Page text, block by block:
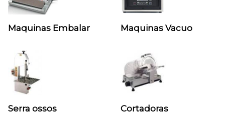
Maquinas Embalar Maquinas Vacuo
Serra ossos Cortadoras